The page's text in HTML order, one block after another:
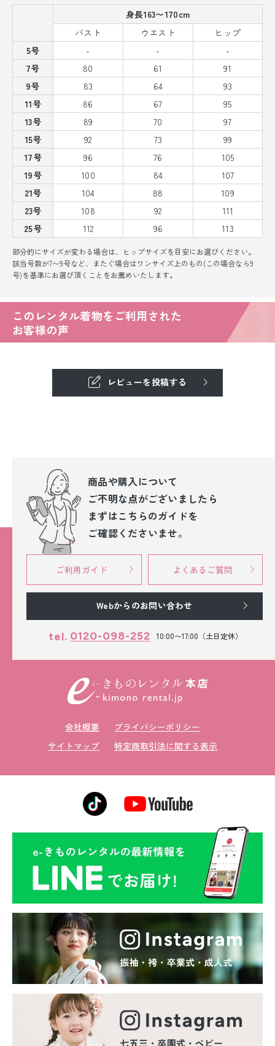
身長163〜170cm
バスト
ウエスト
ヒップ
5号
- -
-
7号
80 61
91
9号
83 64
93
11号
86 67
95
13号
89 70
97
15号
92 73
99
17号
96 76
105
19号
100 84
107
21号
104 88
109
23号
108 92
111
25号
112 96 113
部分的にサイズが変わる場合は、ヒップサイズを目安にお選びください。
該当号数が7〜9号など、またぐ場合はワンサイズ上のもの(この場合なら9
号)を基準にお選び頂くことをお薦めいたします。
このレンタル着物をご利用された
お客様の声
レビューを投稿する
商品や購入について
ご不明な点がございましたら
まずはこちらのガイドを
ご確認くださいませ。
ご利用ガイド よくあるご質問
Webからのお問い合わせ
tel. 0120-098-252 10:00〜17:00（土日定休）
会社概要
プライバシーポリシー
サイトマップ
特定商取引法に関する表示